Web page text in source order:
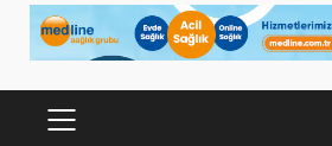
PRIMARY